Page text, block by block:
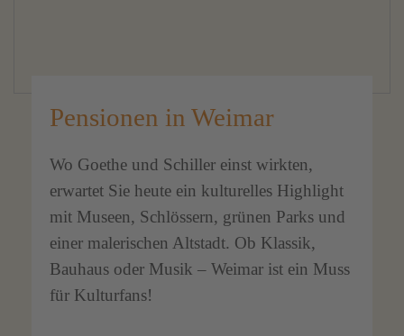
Pensionen in Weimar
Wo Goethe und Schiller einst wirkten,
erwartet Sie heute ein kulturelles Highlight
mit Museen, Schlössern, grünen Parks und
einer malerischen Altstadt. Ob Klassik,
Bauhaus oder Musik – Weimar ist ein Muss
für Kulturfans!